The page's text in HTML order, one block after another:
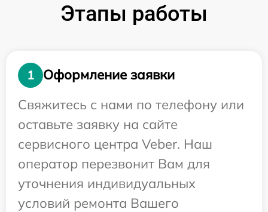
Этапы работы
1
Оформление заявки
Свяжитесь с нами по телефону или
оставьте заявку на сайте
сервисного центра Veber. Наш
оператор перезвонит Вам для
уточнения индивидуальных
условий ремонта Вашего